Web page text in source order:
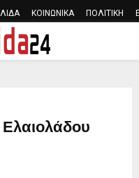
ΚΟΙΝΩΝΙΚΑ ΠΟΛΙΤΙΚΗ
Ελαιολάδου